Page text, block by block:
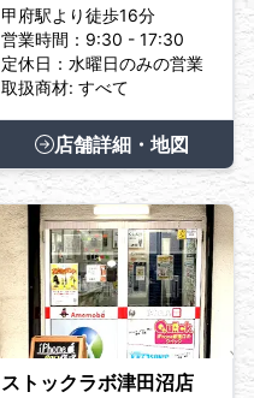
甲府駅より徒歩16分
営業時間：9:30 - 17:30
定休日：水曜日のみの営業
取扱商材: すべて
店舗詳細・地図
ストックラボ津田沼店